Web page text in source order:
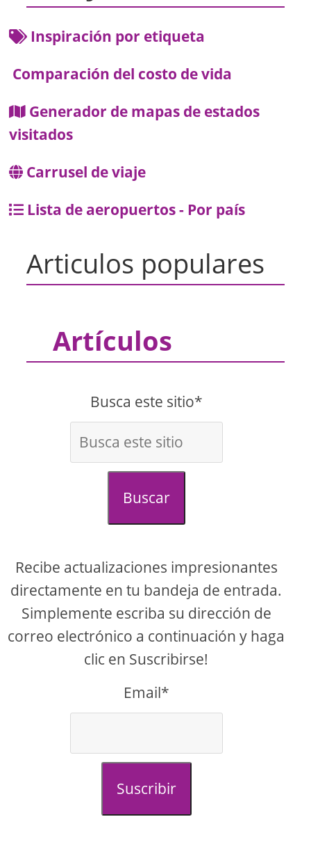
Inspiración por etiqueta
Comparación del costo de vida
Generador de mapas de estados
visitados
Carrusel de viaje
Lista de aeropuertos - Por país
Articulos populares
Artículos
Busca este sitio*
Buscar
Recibe actualizaciones impresionantes
directamente en tu bandeja de entrada.
Simplemente escriba su dirección de
correo electrónico a continuación y haga
clic en Suscribirse!
Email*
Suscribir